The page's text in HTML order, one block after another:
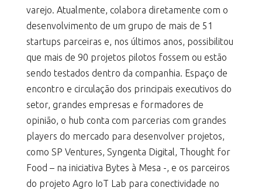
varejo. Atualmente, colabora diretamente com o
desenvolvimento de um grupo de mais de 51
startups parceiras e, nos últimos anos, possibilitou
que mais de 90 projetos pilotos fossem ou estão
sendo testados dentro da companhia. Espaço de
encontro e circulação dos principais executivos do
setor, grandes empresas e formadores de
opinião, o hub conta com parcerias com grandes
players do mercado para desenvolver projetos,
como SP Ventures, Syngenta Digital, Thought for
Food – na iniciativa Bytes à Mesa -, e os parceiros
do projeto Agro IoT Lab para conectividade no